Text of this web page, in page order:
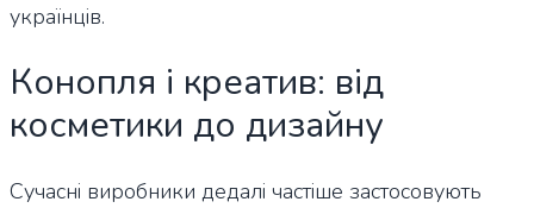
українців.
Конопля і креатив: від
косметики до дизайну
Сучасні виробники дедалі частіше застосовують